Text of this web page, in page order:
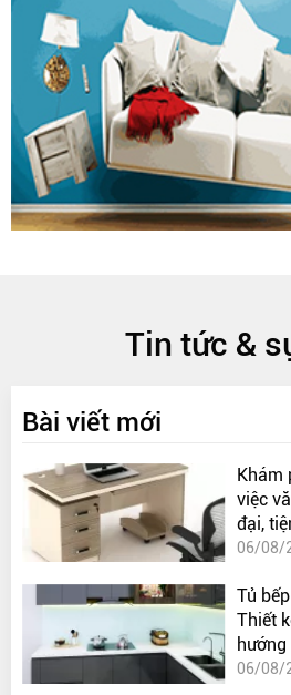
Tin tức &
Bài viết mới
Khám
việc
đại,
06/08/
Tủ
Thiết
06/08/